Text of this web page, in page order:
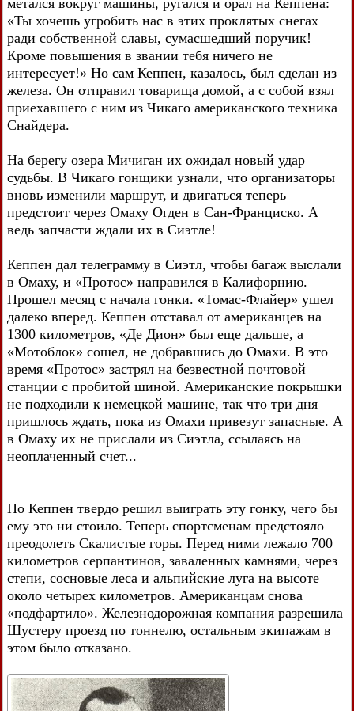
метался вокруг машины, ругался и орал на Кеппена:
«Ты хочешь угробить нас в этих проклятых снегах
ради собственной славы, сумасшедший поручик!
Кроме повышения в звании тебя ничего не
интересует!» Но сам Кеппен, казалось, был сделан из
железа. Он отправил товарища домой, а с собой взял
приехавшего с ним из Чикаго американского техника
Снайдера.
На берегу озера Мичиган их ожидал новый удар
судьбы. В Чикаго гонщики узнали, что организаторы
вновь изменили маршрут, и двигаться теперь
предстоит через Омаху Огден в Сан-Франциско. А
ведь запчасти ждали их в Сиэтле!
Кеппен дал телеграмму в Сиэтл, чтобы багаж выслали
в Омаху, и «Протос» направился в Калифорнию.
Прошел месяц с начала гонки. «Томас-Флайер» ушел
далеко вперед. Кеппен отставал от американцев на
1300 километров, «Де Дион» был еще дальше, а
«Мотоблок» сошел, не добравшись до Омахи. В это
время «Протос» застрял на безвестной почтовой
станции с пробитой шиной. Американские покрышки
не подходили к немецкой машине, так что три дня
пришлось ждать, пока из Омахи привезут запасные. А
в Омаху их не прислали из Сиэтла, ссылаясь на
неоплаченный счет...
Но Кеппен твердо решил выиграть эту гонку, чего бы
ему это ни стоило. Теперь спортсменам предстояло
преодолеть Скалистые горы. Перед ними лежало 700
километров серпантинов, заваленных камнями, через
степи, сосновые леса и альпийские луга на высоте
около четырех километров. Американцам снова
«подфартило». Железнодорожная компания разрешила
Шустеру проезд по тоннелю, остальным экипажам в
этом было отказано.